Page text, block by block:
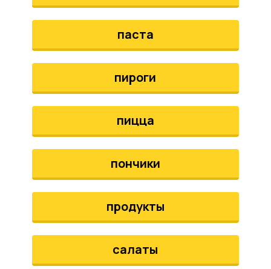
паста
пироги
пицца
пончики
продукты
салаты